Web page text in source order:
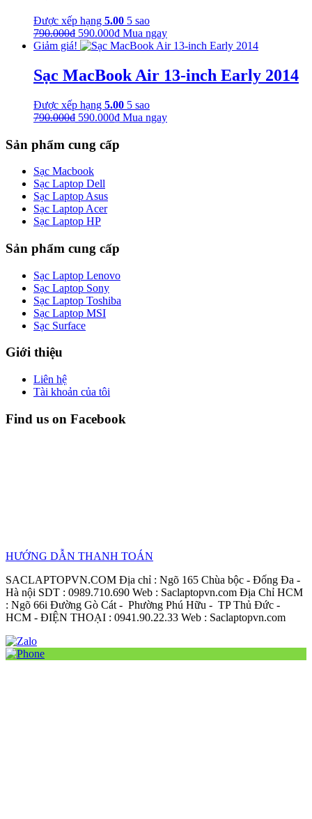
Được xếp hạng 5.00 5 sao
790.000₫ Giá
gốc
790.000₫.
590.000₫Giá
hiện
là:
590.000₫.
Mua ngay
Giảm giá!
Sạc MacBook Air 13-inch Early 2014
Được xếp hạng 5.00 5 sao
790.000₫ Giá
là:
790.000₫.
590.000₫Giá
Mua ngay
Sản phẩm cung cấp
Sạc Macbook
Sạc Laptop Dell
Sạc Laptop Asus
Sạc Laptop Acer
Sạc Laptop HP
Sản phẩm cung cấp
Sạc Laptop Lenovo
Sạc Laptop Sony
Sạc Laptop Toshiba
Sạc Laptop MSI
Sạc Surface
Giới thiệu
Liên hệ
Tài khoản của tôi
Find us on Facebook
HƯỚNG DẪN THANH TOÁN
SACLAPTOPVN.COM Địa chỉ : Ngõ 165 Chùa bộc - Đống Đa -
Hà nội SDT : 0989.710.690 Web : Saclaptopvn.com Địa Chỉ HCM
: Ngõ 66i Đường Gò Cát - Phường Phú Hữu - TP Thủ Đức -
HCM - ĐIỆN THOẠI : 0941.90.22.33 Web : Saclaptopvn.com